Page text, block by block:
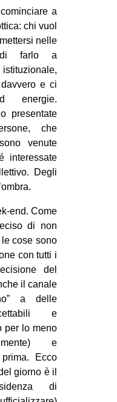
a
chi vuol
nelle
farlo a
e ci
energie.
presentate
che
venute
interessate
Degli
end. Come
di non
cose sono
con tutti i
del
il canale
a delle
e
per lo meno
e
Ecco
giorno è il
di